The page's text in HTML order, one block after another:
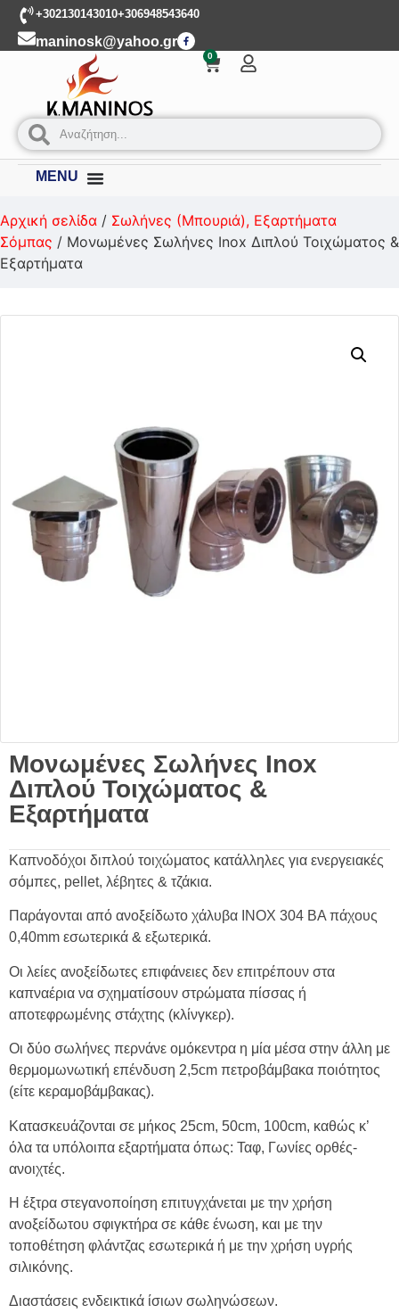
+302130143010+306948543640
maninosk@yahoo.gr
0
MENU
Αρχική σελίδα / Σωλήνες (Μπουριά), Εξαρτήματα
Σόμπας / Μονωμένες Σωλήνες Inox Διπλού Τοιχώματος &
Εξαρτήματα
Μονωμένες Σωλήνες Inox
Διπλού Τοιχώματος &
Εξαρτήματα
Καπνοδόχοι διπλού τοιχώματος κατάλληλες για ενεργειακές
σόμπες, pellet, λέβητες & τζάκια.
Παράγονται από ανοξείδωτο χάλυβα INOX 304 BA πάχους
0,40mm εσωτερικά & εξωτερικά.
Οι λείες ανοξείδωτες επιφάνειες δεν επιτρέπουν στα
καπναέρια να σχηματίσουν στρώματα πίσσας ή
αποτεφρωμένης στάχτης (κλίνγκερ).
Οι δύο σωλήνες περνάνε ομόκεντρα η μία μέσα στην άλλη με
θερμομωνωτική επένδυση 2,5cm πετροβάμβακα ποιότητος
(είτε κεραμοβάμβακας).
Κατασκευάζονται σε μήκος 25cm, 50cm, 100cm, καθώς κ’
όλα τα υπόλοιπα εξαρτήματα όπως: Ταφ, Γωνίες ορθές-
ανοιχτές.
Η έξτρα στεγανοποίηση επιτυγχάνεται με την χρήση
ανοξείδωτου σφιγκτήρα σε κάθε ένωση, και με την
τοποθέτηση φλάντζας εσωτερικά ή με την χρήση υγρής
σιλικόνης.
Διαστάσεις ενδεικτικά ίσιων σωληνώσεων.